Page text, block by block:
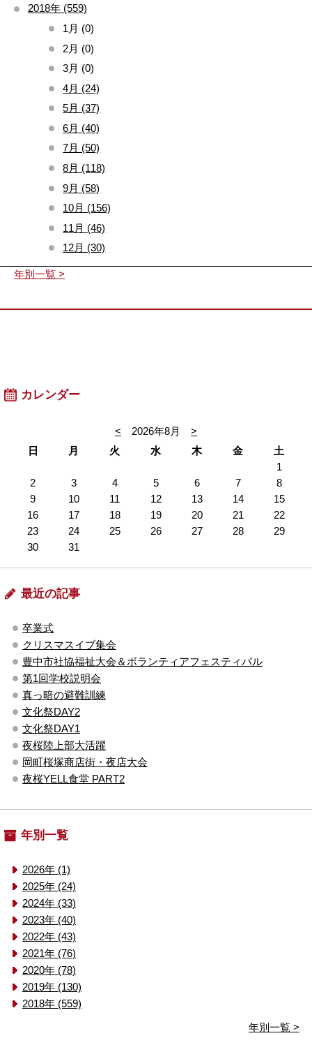
2018年 (559)
1月 (0)
2月 (0)
3月 (0)
4月 (24)
5月 (37)
6月 (40)
7月 (50)
8月 (118)
9月 (58)
10月 (156)
11月 (46)
12月 (30)
年別一覧 >
カレンダー
< 2026年8月
>
日
月 火 水 木 金
土
1
2
3 4 5 6 7
8
9
10 11 12 13 14
15
16
17 18 19 20 21
22
23
24 25 26 27 28
29
30
31
最近の記事
卒業式
クリスマスイブ集会
豊中市社協福祉大会＆ボランティアフェスティバル
第1回学校説明会
真っ暗の避難訓練
文化祭DAY2
文化祭DAY1
夜桜陸上部大活躍
岡町桜塚商店街・夜店大会
夜桜YELL食堂 PART2
年別一覧
2026年 (1)
2025年 (24)
2024年 (33)
2023年 (40)
2022年 (43)
2021年 (76)
2020年 (78)
2019年 (130)
2018年 (559)
年別一覧 >